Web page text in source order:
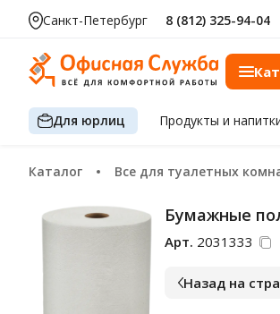
Санкт-Петербург 8 (812) 325-94-04
Для юрлиц Продуктыи
Каталог Все для туалетных
Бумажные
Арт. 2031333
Назад на